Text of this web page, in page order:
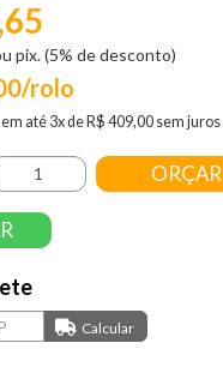
rolo
até 3x de R$ 409,00 sem
pix. (5% de desconto)
ORÇAR